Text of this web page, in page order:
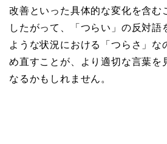
改善といった具体的な変化を含む
したがって、「つらい」の反対語
ような状況における「つらさ」な
め直すことが、より適切な言葉を
なるかもしれません。